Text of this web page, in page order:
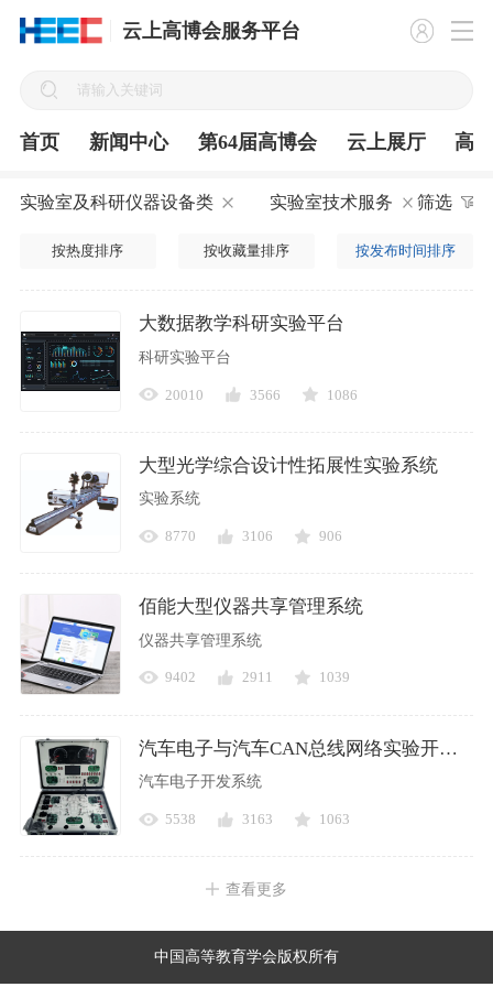
云上高博会服务平台
首页 新闻中心 第64届高博会 云上展厅 高
实验室及科研仪器设备类 实验室技术服务 筛选
按热度排序 按收藏量排序 按发布时间排序
大数据教学科研实验平台
科研实验平台
20010 3566 1086
大型光学综合设计性拓展性实验系统
实验系统
8770 3106 906
佰能大型仪器共享管理系统
仪器共享管理系统
9402 2911 1039
汽车电子与汽车CAN总线网络实验开发系统
汽车电子开发系统
5538 3163 1063
查看更多
中国高等教育学会版权所有